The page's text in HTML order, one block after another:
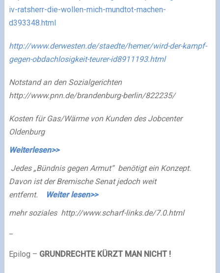
iv-ratsherr-die-wollen-mich-mundtot-machen-
d393348.html
http://www.derwesten.de/staedte/hemer/wird-der-kampf-
gegen-obdachlosigkeit-teurer-id8911193.html
Notstand an den Sozialgerichten
http://www.pnn.de/brandenburg-berlin/822235/
Kosten für Gas/Wärme von Kunden des Jobcenter
Oldenburg
Weiterlesen>>
Jedes „Bündnis gegen Armut“ benötigt ein Konzept.
Davon ist der Bremische Senat jedoch weit
entfernt.
Weiter lesen>>
mehr soziales http://www.scharf-links.de/7.0.html
Epilog – GRUNDRECHTE KÜRZT MAN NICHT !